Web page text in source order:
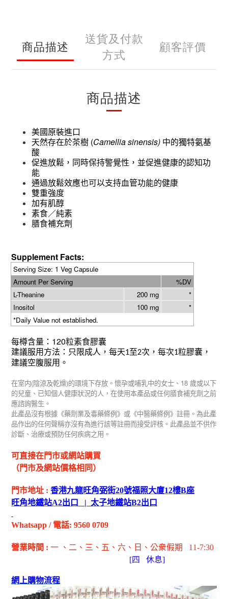
商品描述
送貨及付款
方式
顧客評價
商品描述
美國原裝進口
天然存在於茶樹 (Camellia sinensis) 中的獨特氨基
酸
促進放鬆，同時保持警覺性，並促進健康的認知功
能
通過放鬆效應也可以支持血管功能的健康
雙重強度
加有肌醇
素食／純素
膳食補充劑
Supplement Facts:
Serving Size: 1 Veg Capsule
Amount Per Serving
%DV
L-Theanine
200 mg
*
Inositol
100 mg
*
*Daily Value not established.
每樽含量： 120粒素食膠囊
建議服用方法：只限成人，每天1至2次，每次1粒膠囊，
建議空腹服用。
在室内(陰涼及乾燥)的環境下存放。懷孕或哺乳中的女士、 18 歲或以下
的兒童、已知個人健康狀況的人，在使用本產品或任何膳食補充劑之前
應諮詢醫生。
此產品沒有根據《藥劑業及毒藥條例》或《中醫藥條例》註冊。為此產
品作出的任何聲稱亦沒有為進行該等註冊而接受評核。此產品並不供作
診斷、治療或預防任何疾病之用。
可直接在門市或網站購買
（門市及網站價格相同）
門市地址 : 香港九龍旺角弼街20號福照大廈12樓B座
旺角地鐵站A2出 口 | 太子地鐵站B2出 口
Whatsapp / 電話: 9560 0709
營業時間 : 一 、二、三、五 、六 、日 、公衆假期
11-7:30
[四 休息]
網上購物流程